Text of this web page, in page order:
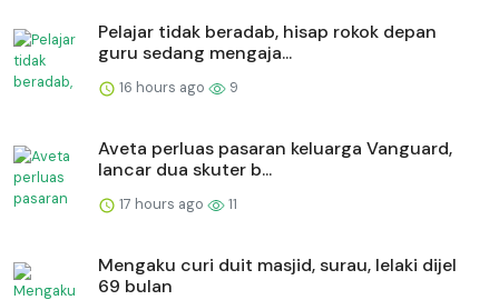
Pelajar tidak beradab, hisap rokok depan
guru sedang mengaja...
16 hours ago 9
Aveta perluas pasaran keluarga Vanguard,
lancar dua skuter b...
17 hours ago 11
Mengaku curi duit masjid, surau, lelaki dijel
69 bulan